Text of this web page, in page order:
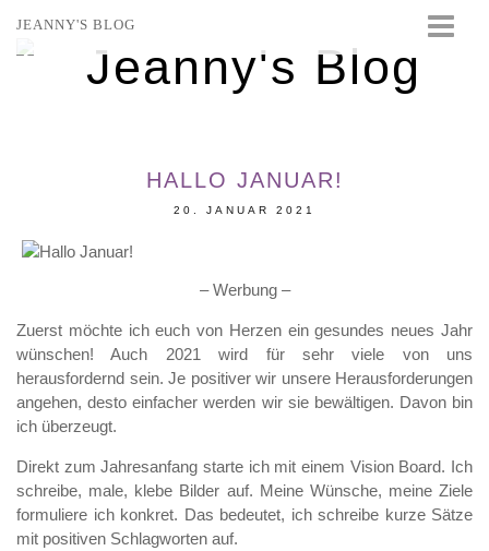
JEANNY'S BLOG
STARTSEITE
HALLO JANUAR!
20. JANUAR 2021
– Werbung –
Zuerst möchte ich euch von Herzen ein gesundes neues Jahr
wünschen! Auch 2021 wird für sehr viele von uns
herausfordernd sein. Je positiver wir unsere Herausforderungen
angehen, desto einfacher werden wir sie bewältigen. Davon bin
ich überzeugt.
Direkt zum Jahresanfang starte ich mit einem Vision Board. Ich
schreibe, male, klebe Bilder auf. Meine Wünsche, meine Ziele
formuliere ich konkret. Das bedeutet, ich schreibe kurze Sätze
mit positiven Schlagworten auf.